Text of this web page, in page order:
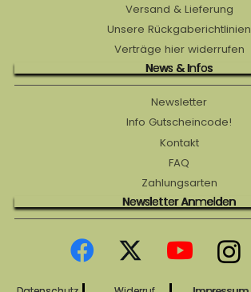
Versand & Lieferung
Unsere Rückgaberichtlinien
Verträge hier widerrufen
News & Infos
Newsletter
Info Gutscheincode!
Kontakt
FAQ
Zahlungsarten
Newsletter Anmelden